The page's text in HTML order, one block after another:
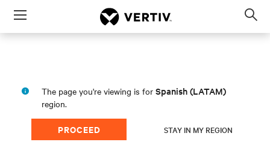
Menu
The page you're viewing is for Spanish (LATAM)
region.
PROCEED STAY IN MY REGION